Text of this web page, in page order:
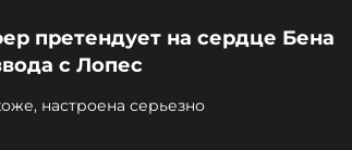
претендует на сердце Бена
с Лопес
настроена серьезно